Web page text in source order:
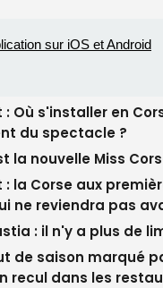
: Où s'installer en
du spectacle ?
la nouvelle Miss
: la Corse aux
ne reviendra pas
: il n'y a plus de
de saison marqué
recul dans les